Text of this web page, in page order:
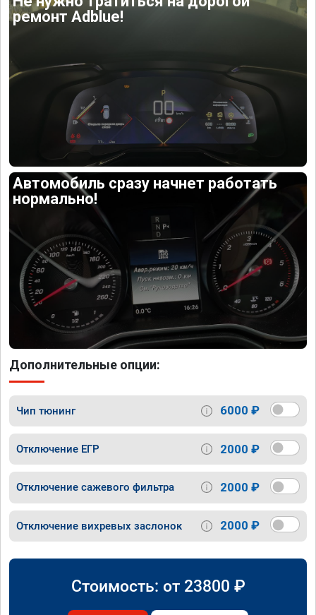
ремонт Adblue!
Автомобиль сразу начнет работать
нормально!
Дополнительные опции:
Чип тюнинг 6000 ₽
Отключение ЕГР 2000 ₽
Отключение сажевого фильтра 2000 ₽
Отключение вихревых заслонок 2000 ₽
Стоимость: от 23800 ₽